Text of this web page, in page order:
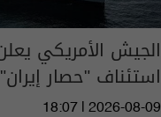
استئناف "حصار إيران"
18:07 | 2026-08-09